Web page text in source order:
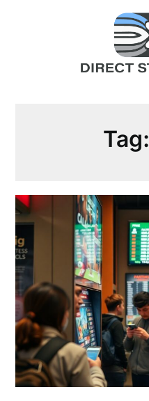
Tag: